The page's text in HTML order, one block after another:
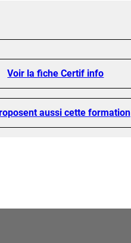
Voir la fiche Certif info
aussi cette formation